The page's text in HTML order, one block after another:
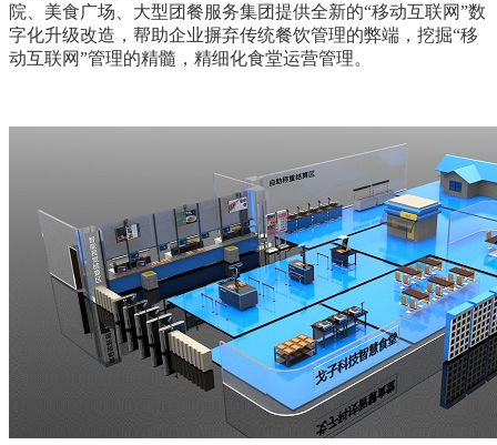
院、美食广场、大型团餐服务集团提供全新的“移动互联网”数
字化升级改造，帮助企业摒弃传统餐饮管理的弊端，挖掘“移
动互联网”管理的精髓，精细化食堂运营管理。